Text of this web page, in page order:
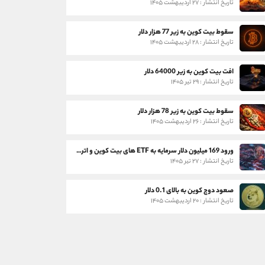
تاریخ انتشار : ۲۷ اردیبهشت ۱۴۰۵
سقوط بیت کوین به زیر 77 هزار دلار
تاریخ انتشار : ۲۸ اردیبهشت ۱۴۰۵
افت بیت کوین به زیر 64000 دلار
تاریخ انتشار : ۲۹ تیر ۱۴۰۵
سقوط بیت کوین به زیر 78 هزار دلار
تاریخ انتشار : ۲۶ اردیبهشت ۱۴۰۵
ورود 169 میلیون دلار سرمایه به ETF های بیت کوین و اتریوم
تاریخ انتشار : ۲۷ تیر ۱۴۰۵
صعود دوج کوین به بالای 0.1 دلار
تاریخ انتشار : ۲۰ اردیبهشت ۱۴۰۵